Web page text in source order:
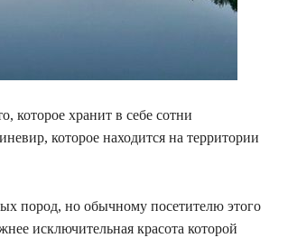
которое хранит в себе сотни
которое находится на территории
пород, но обычному посетителю этого
исключительная красота которой